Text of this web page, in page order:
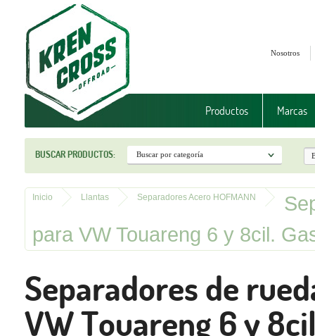
Nosotros
Productos Marcas
BUSCAR PRODUCTOS:
Inicio Llantas Separadores Acero HOFMANN
para VW Touareng 6 y 8cil.
Separadores de
VW Touareng 6 y